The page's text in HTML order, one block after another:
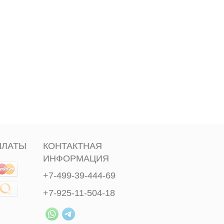
КОНТАКТНАЯ
ИНФОРМАЦИЯ
+7-499-39-444-69
+7-925-11-504-18